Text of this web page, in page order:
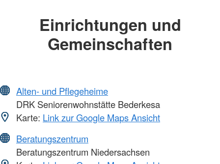
Einrichtungen und
Gemeinschaften
Alten- und Pflegeheime
DRK Seniorenwohnstätte Bederkesa
Karte: Link zur Google Maps Ansicht
Beratungszentrum
Beratungszentrum Niedersachsen